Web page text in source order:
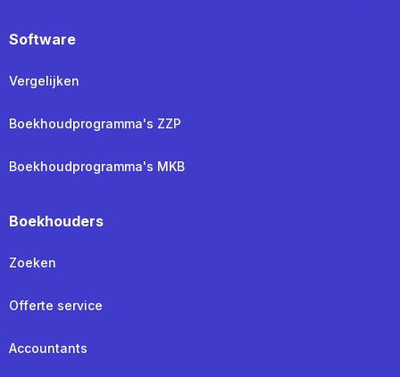
Software
Vergelijken
Boekhoudprogramma's ZZP
Boekhoudprogramma's MKB
Boekhouders
Zoeken
Offerte service
Accountants